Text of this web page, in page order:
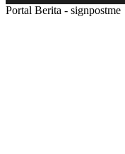
Portal Berita - signpostme